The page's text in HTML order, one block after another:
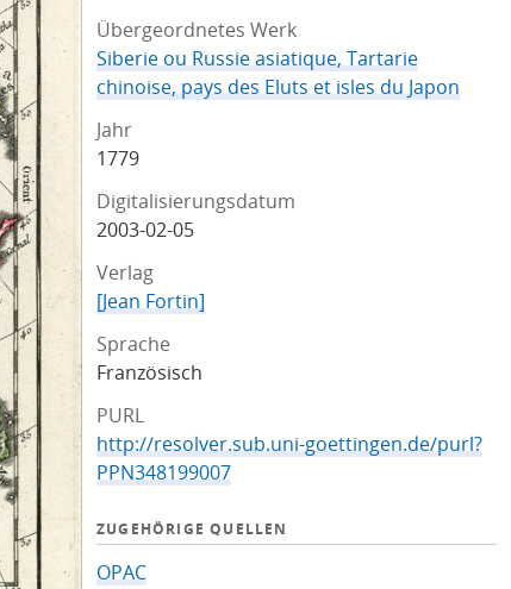
Übergeordnetes Werk
Siberie ou Russie asiatique, Tartarie
chinoise, pays des Eluts et isles du Japon
Jahr
1779
Digitalisierungsdatum
2003-02-05
Verlag
[Jean Fortin]
Sprache
Französisch
PURL
http://resolver.sub.uni-goettingen.de/purl?
PPN348199007
ZUGEHÖRIGE QUELLEN
OPAC